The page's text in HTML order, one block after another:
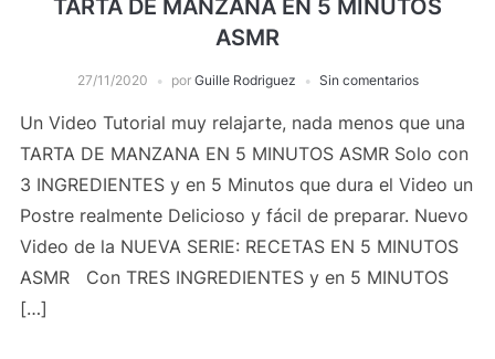
TARTA DE MANZANA EN 5 MINUTOS
ASMR
27/11/2020 por Guille Rodriguez Sin comentarios
Un Video Tutorial muy relajarte, nada menos que una
TARTA DE MANZANA EN 5 MINUTOS ASMR Solo con
3 INGREDIENTES y en 5 Minutos que dura el Video un
Postre realmente Delicioso y fácil de preparar. Nuevo
Video de la NUEVA SERIE: RECETAS EN 5 MINUTOS
ASMR Con TRES INGREDIENTES y en 5 MINUTOS
[…]